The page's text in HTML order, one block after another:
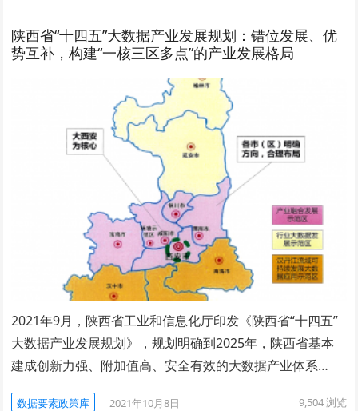
陕西省“十四五”大数据产业发展规划：错位发展、优
势互补，构建“一核三区多点”的产业发展格局
2021年9月，陕西省工业和信息化厅印发《陕西省“十四五”
大数据产业发展规划》，规划明确到2025年，陕西省基本
建成创新力强、附加值高、安全有效的大数据产业体系…
数据要素政策库 2021年10月8日 9,504浏览